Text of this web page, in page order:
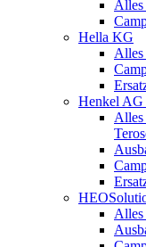
Alles
Hella KG
Alles
Henkel
Alles
Alles